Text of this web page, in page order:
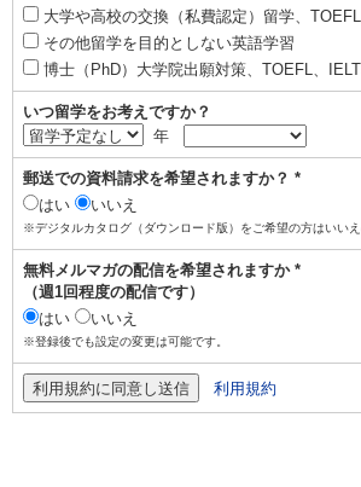
大学や高校の交換（私費認定）留学、
その他留学を目的としない英語学習
博士（PhD）大学院出願対策、TOEFL、
いつ留学をお考えですか？
年
郵送での資料請求を希望されますか？ *
はい
いいえ
※デジタルカタログ（ダウンロード版）をご希望の方はいいえ
無料メルマガの配信を希望されますか *
（週1回程度の配信です）
はい
いいえ
※登録後でも設定の変更は可能です。
利用規約